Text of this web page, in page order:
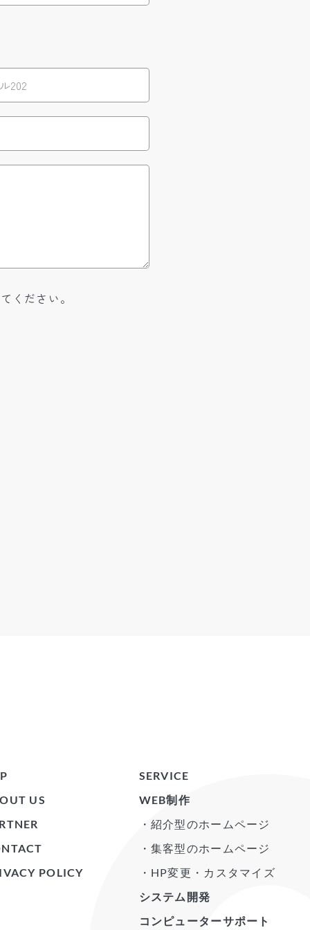
ください。
US
POLICY
SERVICE
WEB制作
・紹介型のホームページ
・集客型のホームページ
・HP変更・カスタマイズ
システム開発
コンピューターサポート